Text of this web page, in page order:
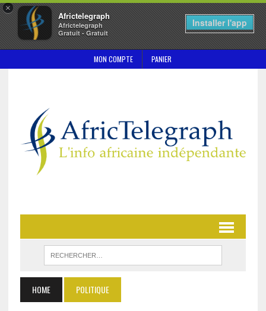
×
Africtelegraph
Africtelegraph
Gratuit - Gratuit
Installer l'app
MON COMPTE PANIER
HOME POLITIQUE